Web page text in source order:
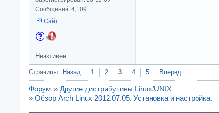
Сообщений: 4,109
Сайт
Неактивен
Страницы Назад 1 2 3 4 5 Вперед
Форум » Другие дистрибутивы Linux/UNIX
» Обзор Arch Linux 2012.07.05. Установка и настройка.